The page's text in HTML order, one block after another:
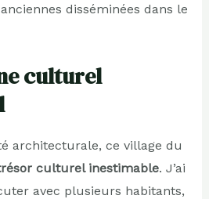
disséminées dans le
culturel
architecturale, ce village du
culturel inestimable. J’ai
avec plusieurs habitants,